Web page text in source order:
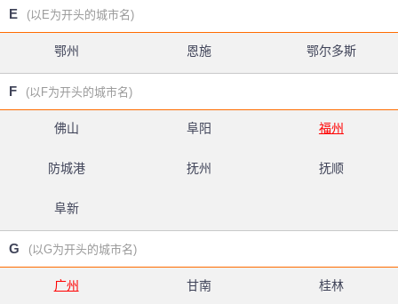
E (以E为开头的城市名)
鄂州 恩施 鄂尔多斯
F (以F为开头的城市名)
佛山 阜阳 福州
防城港 抚州 抚顺
阜新
G (以G为开头的城市名)
广州 甘南 桂林